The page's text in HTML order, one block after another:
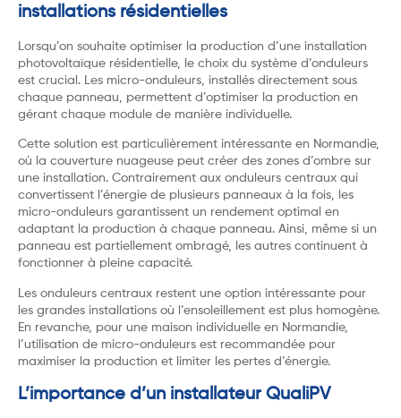
installations résidentielles
Lorsqu’on souhaite optimiser la production d’une installation
photovoltaïque résidentielle, le choix du système d’onduleurs
est crucial. Les micro-onduleurs, installés directement sous
chaque panneau, permettent d’optimiser la production en
gérant chaque module de manière individuelle.
Cette solution est particulièrement intéressante en Normandie,
où la couverture nuageuse peut créer des zones d’ombre sur
une installation. Contrairement aux onduleurs centraux qui
convertissent l’énergie de plusieurs panneaux à la fois, les
micro-onduleurs garantissent un rendement optimal en
adaptant la production à chaque panneau. Ainsi, même si un
panneau est partiellement ombragé, les autres continuent à
fonctionner à pleine capacité.
Les onduleurs centraux restent une option intéressante pour
les grandes installations où l’ensoleillement est plus homogène.
En revanche, pour une maison individuelle en Normandie,
l’utilisation de micro-onduleurs est recommandée pour
maximiser la production et limiter les pertes d’énergie.
L’importance d’un installateur QualiPV